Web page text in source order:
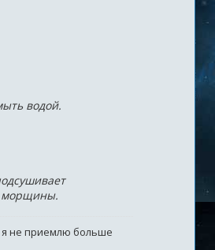
водой.
морщины.
я не приемлю больше